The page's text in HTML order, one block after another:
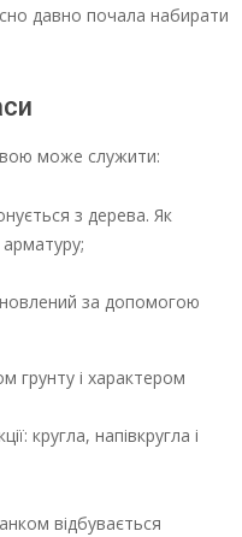
давно почала набирати
може служити:
з дерева. Як
за допомогою
грунту і характером
кругла, напівкругла і
відбувається